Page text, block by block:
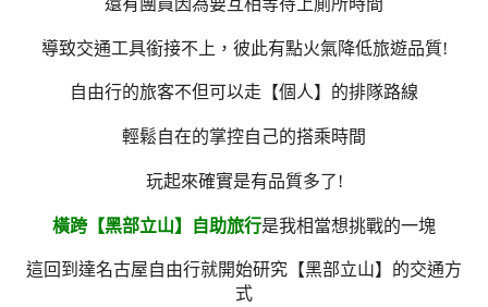
導致交通工具銜接不上，彼此有點火氣降低旅遊品質!
自由行的旅客不但可以走【個人】的排隊路線
輕鬆自在的掌控自己的搭乘時間
玩起來確實是有品質多了!
橫跨【黑部立山】自助旅行是我相當想挑戰的一塊
這回到達名古屋自由行就開始研究【黑部立山】的交通方
式